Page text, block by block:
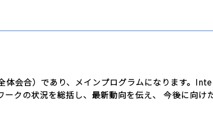
会合）であり、メインプログラムになります。
クの状況を総括し、最新動向を伝え、 今後に向け